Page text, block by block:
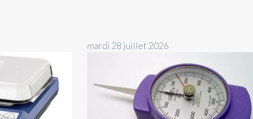
mardi 28 juillet 2026